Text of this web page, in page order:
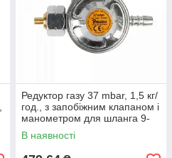
Редуктор газу 37 mbar, 1,5 кг/
год., з запобіжним клапаном і
манометром для шланга 9-
10 мм, RG A310IE-M
В наявності